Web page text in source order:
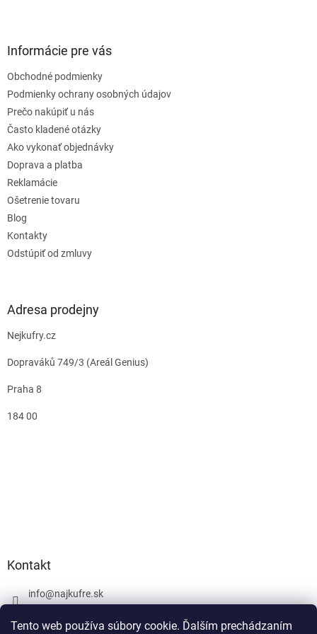
Tento web používa súbory cookie. Ďalším prechádzaním
Informácie pre vás
Obchodné podmienky
Podmienky ochrany osobných údajov
Prečo nakúpiť u nás
Často kladené otázky
Ako vykonať objednávky
Doprava a platba
Reklamácie
Ošetrenie tovaru
Blog
Kontakty
Odstúpiť od zmluvy
Adresa prodejny
Nejkufry.cz
Dopraváků 749/3 (Areál Genius)
Praha 8
184 00
Kontakt
info@najkufre.sk